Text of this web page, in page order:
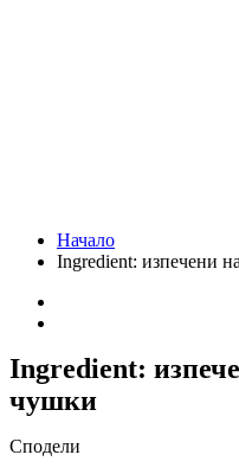
Начало
Ingredient: изпечени
Ingredient:
чушки
Сподели